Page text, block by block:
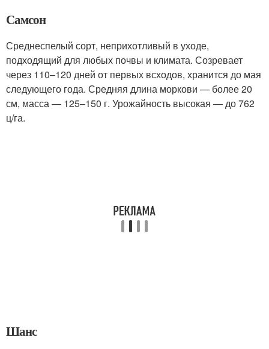
Самсон
Среднеспелый сорт, неприхотливый в уходе,
подходящий для любых почвы и климата. Созревает
через 110–120 дней от первых всходов, хранится до мая
следующего года. Средняя длина моркови — более 20
см, масса — 125–150 г. Урожайность высокая — до 762
ц/га.
Шанс